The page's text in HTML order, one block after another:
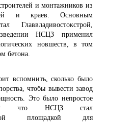
и монтажников из
и краев. Основным
Главвладивостокстрой,
НСЦЗ применил
новшеств, в том
бетона.
вспомнить, сколько было
чтобы вывести завод
Это было непростое
что НСЦЗ стал
площадкой для